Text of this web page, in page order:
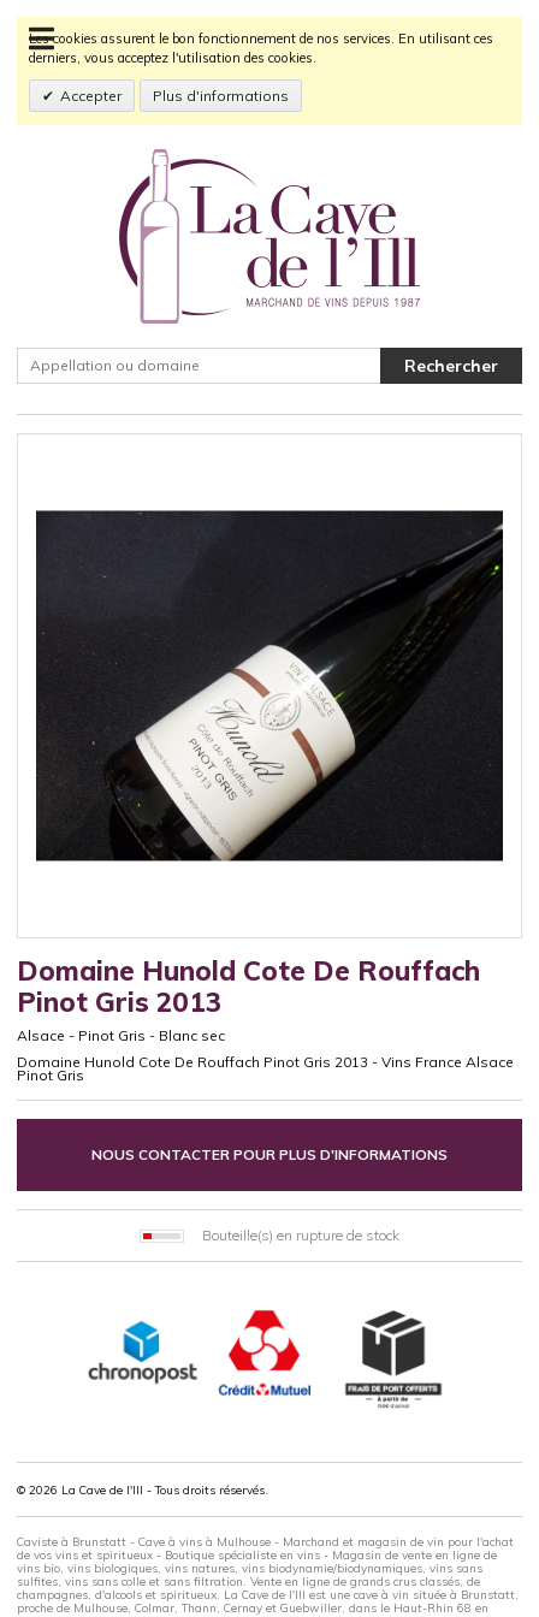
Les cookies assurent le bon fonctionnement de nos services. En utilisant ces
derniers, vous acceptez l'utilisation des cookies.
Accepter Plus d'informations
Domaine Hunold Cote De Rouffach
Pinot Gris 2013
Alsace - Pinot Gris - Blanc sec
Domaine Hunold Cote De Rouffach Pinot Gris 2013 - Vins France Alsace
Pinot Gris
NOUS CONTACTER POUR PLUS D'INFORMATIONS
Bouteille(s) en rupture de stock
© 2026 La Cave de l'Ill - Tous droits réservés.
Caviste à Brunstatt - Cave à vins à Mulhouse - Marchand et magasin de vin pour l'achat
de vos vins et spiritueux - Boutique spécialiste en vins - Magasin de vente en ligne de
vins bio, vins biologiques, vins natures, vins biodynamie/biodynamiques, vins sans
sulfites, vins sans colle et sans filtration. Vente en ligne de grands crus classés, de
champagnes, d'alcools et spiritueux. La Cave de l'Ill est une cave à vin située à Brunstatt,
proche de Mulhouse, Colmar, Thann, Cernay et Guebwiller, dans le Haut-Rhin 68 en